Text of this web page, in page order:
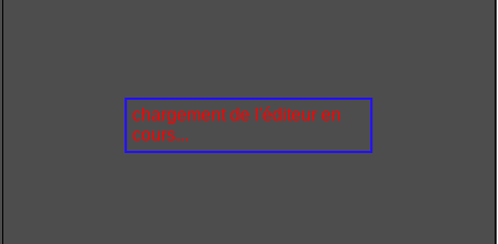
chargement de l'éditeur en
cours...